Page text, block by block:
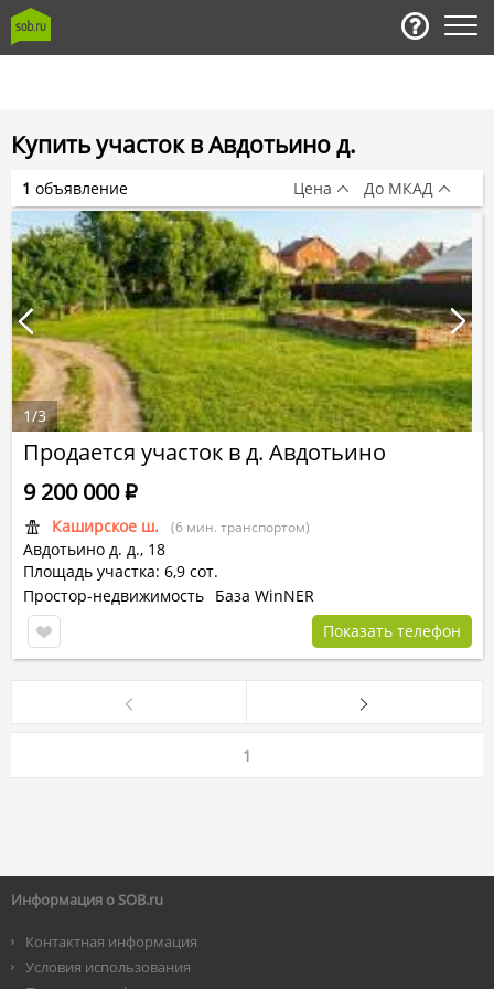
Купить участок в Авдотьино д.
Продается участок в д. Авдотьино
Каширское ш. (6 мин. транспортом)
Авдотьино д. д., 18
Площадь участка: 6,9 сот.
9 200 000Р
Простор-недвижимость База WinNER
Показать телефон
1/3
1 объявление Цена До МКАД
1
Информация о SOB.ru
Контактная информация
Условия использования